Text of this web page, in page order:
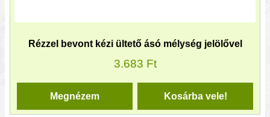
Rézzel bevont kézi ültető ásó mélység jelölővel
3.683 Ft
Kosárba vele!
Megnézem